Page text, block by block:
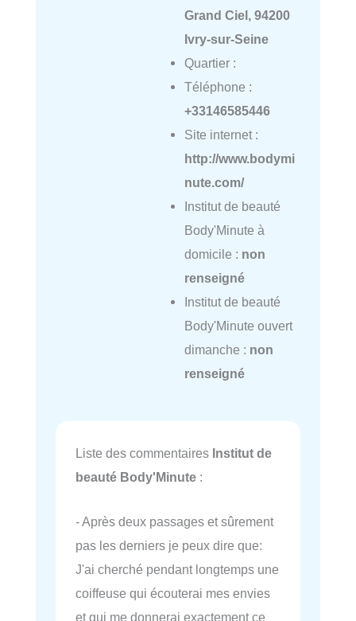
Grand Ciel, 94200
Ivry-sur-Seine
Quartier :
Téléphone :
+33146585446
Site internet :
http://www.bodymi
nute.com/
Institut de beauté
Body'Minute à
domicile : non
renseigné
Institut de beauté
Body'Minute ouvert
dimanche : non
renseigné
Liste des commentaires Institut de
beauté Body'Minute :
- Après deux passages et sûrement
pas les derniers je peux dire que:
J'ai cherché pendant longtemps une
coiffeuse qui écouterai mes envies
et qui me donnerai exactement ce